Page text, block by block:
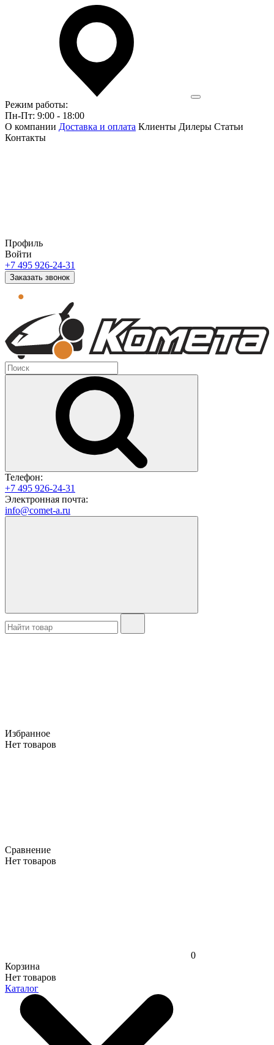
Режим работы:
Пн-Пт: 9:00 - 18:00
О компании Доставка и оплата Клиенты Дилеры Статьи
Контакты
Профиль
Войти
+7 495 926-24-31
Заказать звонок
Телефон:
+7 495 926-24-31
Электронная почта:
info@comet-a.ru
Избранное
Нет товаров
Сравнение
Нет товаров
0
Корзина
Нет товаров
Каталог